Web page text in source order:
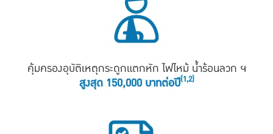
คุ้มครองอุบัติเหตุกระดูกแตกหัก ไฟไหม้ น้ำร้อนลวก ฯ
สูงสุด 150,000 บาทต่อปี(1,2)